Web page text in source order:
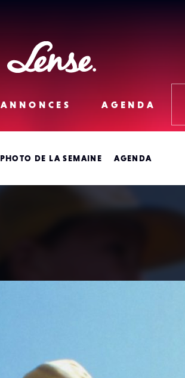
Lense
ANNONCES AGENDA
PHOTO DE LA SEMAINE AGENDA